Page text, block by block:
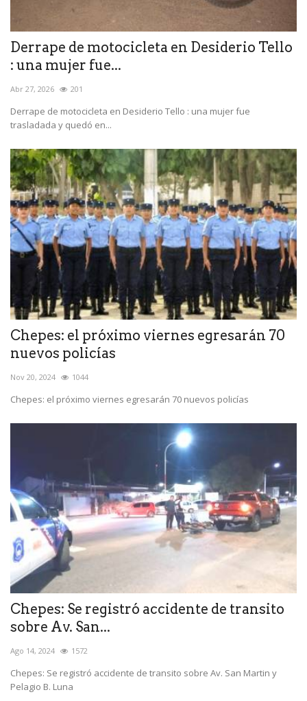
Derrape de motocicleta en Desiderio Tello
: una mujer fue...
Abr 27, 2026 201
Derrape de motocicleta en Desiderio Tello : una mujer fue
trasladada y quedó en...
Chepes: el próximo viernes egresarán 70
nuevos policías
Nov 20, 2024 1044
Chepes: el próximo viernes egresarán 70 nuevos policías
Chepes: Se registró accidente de transito
sobre Av. San...
Ago 14, 2024 1572
Chepes: Se registró accidente de transito sobre Av. San Martin y
Pelagio B. Luna